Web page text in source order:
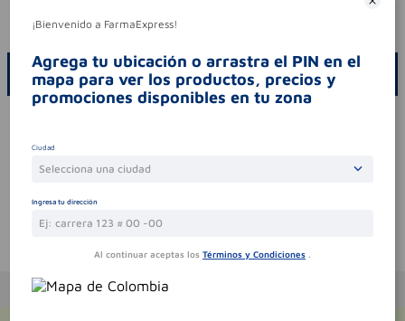
codigo invima pfm2013-0002056
ESCRIBE UN COMENTARIO
Sin comentarios.
¡Bienvenido a FarmaExpress!
Agrega tu ubicación o arrastra el PIN en el
mapa para ver los productos, precios y
promociones disponibles en tu zona
Ciudad
Selecciona una ciudad
Ingresa tu dirección
Al continuar aceptas los Términos y Condiciones .